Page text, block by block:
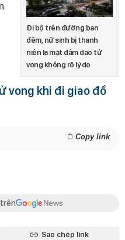
Đi bộ trên đường ban
đêm, nữ sinh bị thanh
niên lạ mặt đâm dao tử
vong không rõ lý do
vong khi đi giao đồ
Copy link
Sao chép link